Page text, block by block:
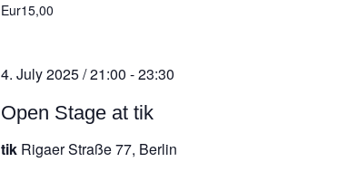
Eur15,00
Open Stage at tik
4. July 2025 / 21:00 -23:30
tik Rigaer Straße 77, Berlin